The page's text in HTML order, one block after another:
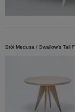
Stół Medusa / Swallow’s Tail